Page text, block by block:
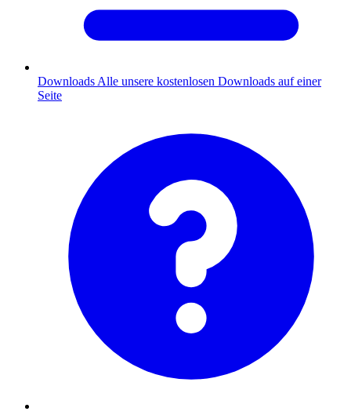
Downloads Alle unsere kostenlosen Downloads auf einer
Seite